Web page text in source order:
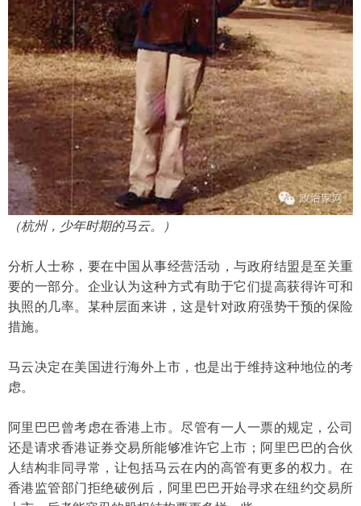
（杭州，少年时期的马云。）
分析人士称，要在中国从事经营活动，与政府结盟是至关重
要的一部分。企业认为这种方式有助于它们提高获得许可和
执照的几率。某种层面来讲，这是针对政府强势干预的保险
措施。
马云决定在美国进行海外上市，也是出于维持这种地位的考
虑。
阿里巴巴曾考虑在香港上市。尽管有一人一票的规定，公司
还是请求香港证券交易所能够准许它上市；阿里巴巴的合伙
人结构非同寻常，让包括马云在内的高管有更多的权力。在
香港监管部门拒绝破例后，阿里巴巴开始寻求在纽约交易所